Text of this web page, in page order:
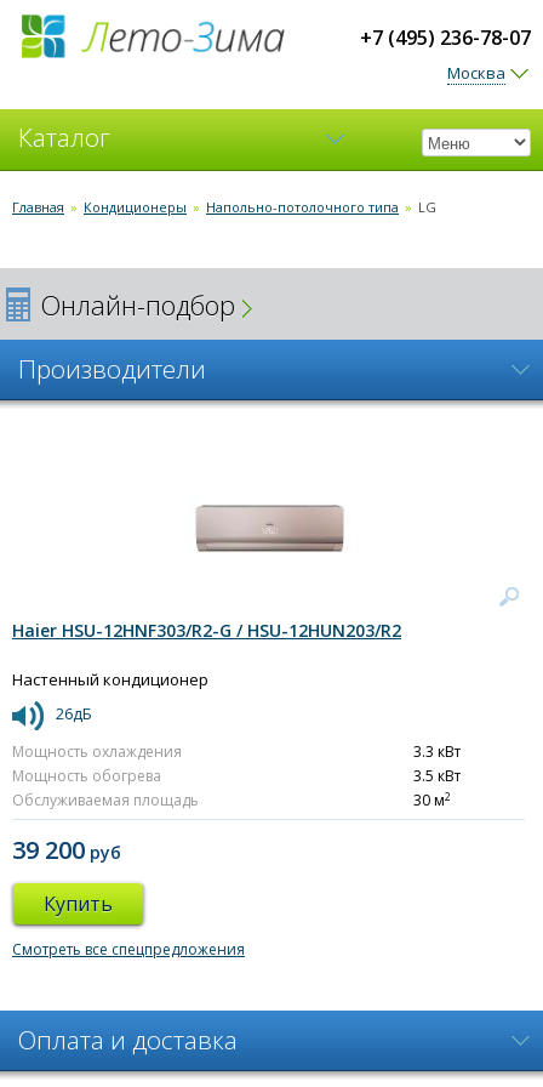
+7 (495) 236-78-07
Москва
Каталог
Кондиционеры
Вентиляция
Главная » Кондиционеры » Напольно-потолочного типа » LG
Онлайн-подбор
Производители
Haier HSU-12HNF303/R2-G / HSU-12HUN203/R2
Настенный кондиционер
26дБ
Мощность охлаждения
3.3 кВт
Мощность обогрева
3.5 кВт
Обслуживаемая площадь
30 м2
39 200 руб
Купить
Смотреть все спецпредложения
Оплата и доставка